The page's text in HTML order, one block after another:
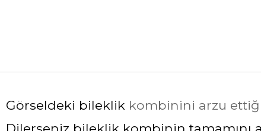
Görseldeki bileklik kombinini arzu